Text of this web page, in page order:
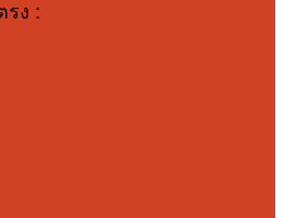
ง :